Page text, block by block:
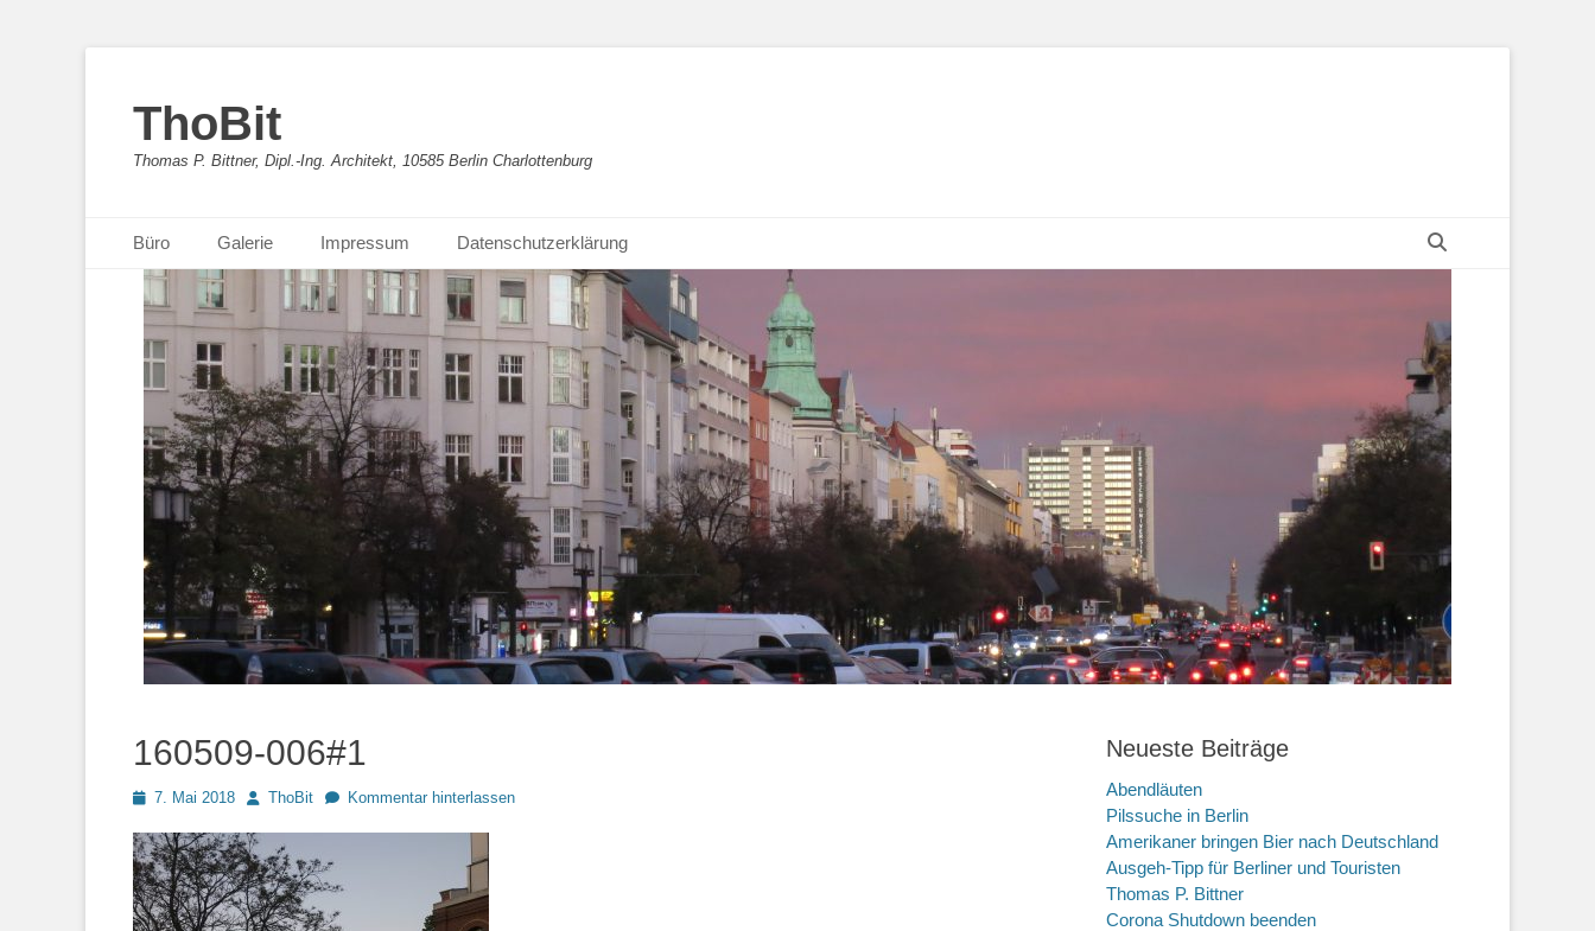
ThoBit
Thomas P. Bittner, Dipl.-Ing. Architekt, 10585 Berlin Charlottenburg
Primäres Menü
Inhalt
springen
Büro Galerie Impressum Datenschutzerklärung
160509-006#1
Posted7. Mai 2018 AutorThoBit Kommentar hinterlassen
Neueste Beiträge
Abendläuten
Pilssuche in Berlin
Amerikaner bringen Bier nach Deutschland
Ausgeh-Tipp für Berliner und Touristen
Thomas P. Bittner
Corona Shutdown beenden